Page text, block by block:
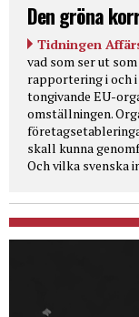
Den gröna
Tidningen
vad som ser ut
rapportering i och
tongivande EU-
omställningen.
skall kunna
Och vilka svenska